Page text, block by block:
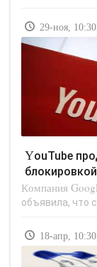
29-ноя, 10:30
YouTube продолжается бороться с
Компания
объявила, что
18-апр, 10:30